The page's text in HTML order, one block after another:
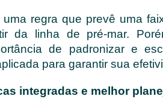
regra que prevê uma
da linha de pré-mar.
de padronizar e
para garantir sua
integradas e melhor